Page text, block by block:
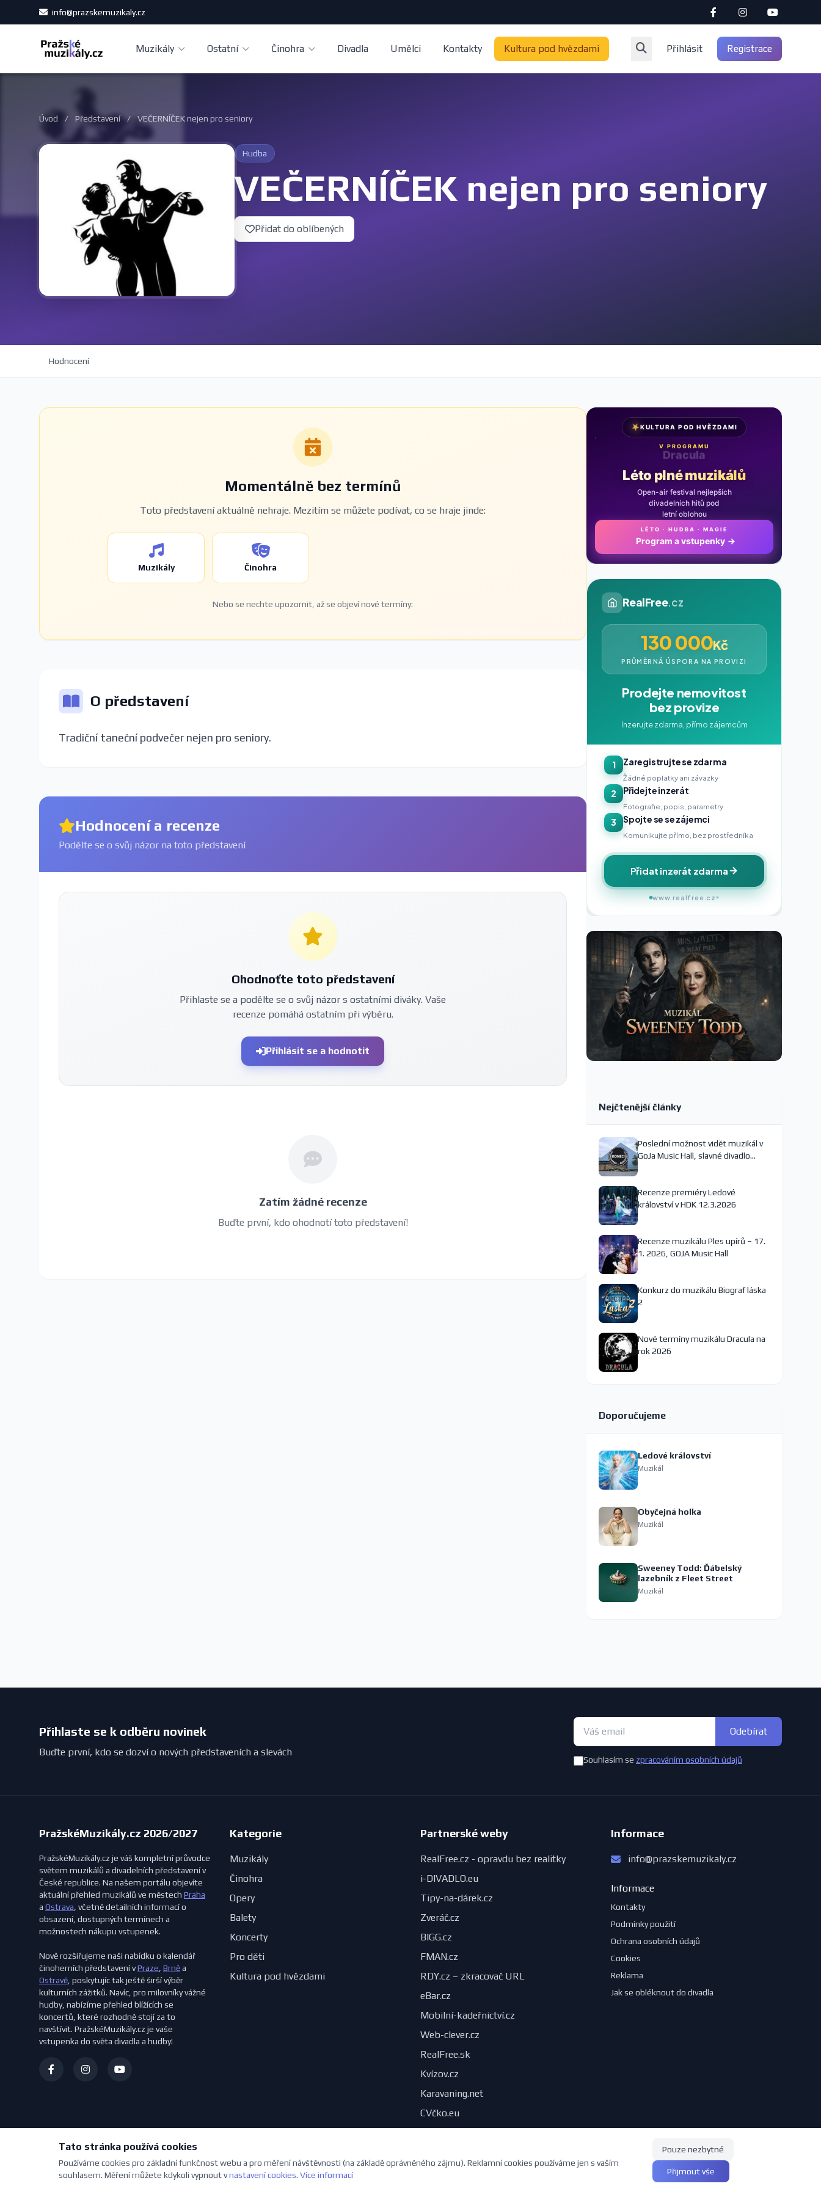
info@prazskemuzikaly.cz
Muzikály Ostatní Činohra Divadla Umělci Kontakty Kultura pod hvězdami Přihlásit Registrace
Úvod / Představení / VEČERNÍČEK nejen pro seniory
Hudba
VEČERNÍČEK nejen pro seniory
Přidat do oblíbených
Hodnocení
Momentálně bez termínů
Toto představení aktuálně nehraje. Mezitím se můžete podívat, co se hraje jinde:
Muzikály Činohra
Nebo se nechte upozornit, až se objeví nové termíny:
O představení
Tradiční taneční podvečer nejen pro seniory.
Hodnocení a recenze
Podělte se o svůj názor na toto představení
Ohodnoťte toto představení
Přihlaste se a podělte se o svůj názor s ostatními diváky. Vaše
recenze pomáhá ostatním při výběru.
Přihlásit se a hodnotit
Zatím žádné recenze
Buďte první, kdo ohodnotí toto představení!
★KULTURA POD HVĚZDAMI
V PROGRAMU
Noc na Karlštejně
Léto plné muzikálů
Open-air festival nejlepších
divadelních hitů pod
letní oblohou
LÉTO · HUDBA · MAGIE
Program a vstupenky →
RealFree.cz
130 000Kč
PRŮMĚRNÁ ÚSPORA NA PROVIZI
Prodejte nemovitost
bez provize
Inzerujte zdarma, přímo zájemcům
1 Zaregistrujte se zdarma
Žádné poplatky ani závazky
2 Přidejte inzerát
Fotografie, popis, parametry
3 Spojte se se zájemci
Komunikujte přímo, bez prostředníka
Přidat inzerát zdarma
www.realfree.cz
Nejčtenější články
Poslední možnost vidět muzikál v
GoJa Music Hall, slavné divadlo
Recenze premiéry Ledové
království v HDK 12.3.2026
Recenze muzikálu Ples upírů – 17.
1. 2026, GOJA Music Hall
Konkurz do muzikálu Biograf láska
2
Nové termíny muzikálu Dracula na
rok 2026
Doporučujeme
Ledové království
Muzikál
Obyčejná holka
Muzikál
Sweeney Todd: Ďábelský
lazebník z Fleet Street
Muzikál
Přihlaste se k odběru novinek
Buďte první, kdo se dozví o nových představeních a slevách
Odebírat
Souhlasím se zpracováním osobních údajů
PražskéMuzikály.cz 2026/2027
PražskéMuzikály.cz je váš kompletní průvodce
světem muzikálů a divadelních představení v
České republice. Na našem portálu objevíte
aktuální přehled muzikálů ve městech Praha
a Ostrava , včetně detailních informací o
obsazení, dostupných termínech a
možnostech nákupu vstupenek.
Nově rozšiřujeme naši nabídku o kalendář
činoherních představení vPraze Brněa
Ostravě , poskytujíc tak ještě širší výběr
kulturních zážitků. Navíc, pro milovníky vážné
hudby, nabízíme přehled blížících se
koncertů, které rozhodně stojí za to
navštívit. PražskéMuzikály.cz je vaše
vstupenka do světa divadla a hudby!
Kategorie
Muzikály
Činohra
Opery
Balety
Koncerty
Pro děti
Kultura pod hvězdami
Partnerské weby
RealFree.cz - opravdu bez realitky
i-DIVADLO.eu
Tipy-na-dárek.cz
Zveráč.cz
BIGG.cz
FMAN.cz
RDY.cz – zkracovač URL
eBar.cz
Mobilní-kadeřnictví.cz
Web-clever.cz
RealFree.sk
Kvízov.cz
Karavaning.net
CVčko.eu
Informace
info@prazskemuzikaly.cz
Informace
Kontakty
Podmínky použití
Ochrana osobních údajů
Cookies
Reklama
Jak se obléknout do divadla
© 2026 PražskéMuzikály.cz. Všechna práva vyhrazena. Vytvořeno s ❤ pro milovníky divadla | Vytvořil
Tato stránka používá cookies
Používáme cookies pro základní funkčnost webu a pro měření návštěvnosti (na základě oprávněného zájmu). Reklamní cookies používáme jen s vaším
souhlasem. Měření můžete kdykoli vypnout vnastavení cookies. Více informací
Pouze nezbytné
Přijmout vše